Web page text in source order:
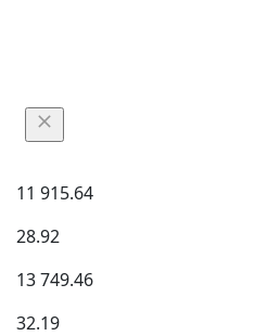
11 915.64
28.92
13 749.46
32.19